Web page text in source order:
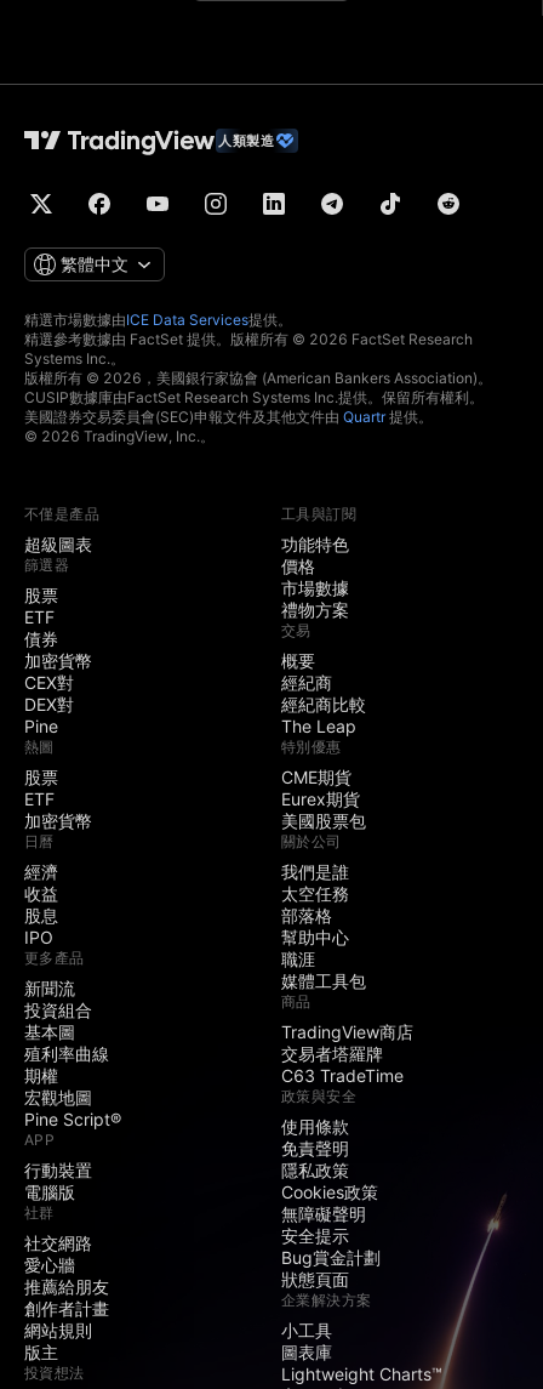
人類製造
繁體中文
精選市場數據由ICE Data Services提供。
精選參考數據由 FactSet 提供。版權所有 © 2026 FactSet Research
Systems Inc.。
版權所有 © 2026，美國銀行家協會 (American Bankers Association)。
CUSIP數據庫由FactSet Research Systems Inc.提供。保留所有權利。
美國證券交易委員會(SEC)申報文件及其他文件由 Quartr提供。
© 2026 TradingView, Inc.。
不僅是產品
超級圖表
篩選器
股票
ETF
債券
加密貨幣
CEX對
DEX對
Pine
熱圖
股票
ETF
加密貨幣
日曆
經濟
收益
股息
IPO
更多產品
新聞流
投資組合
基本圖
殖利率曲線
期權
宏觀地圖
Pine Script®
APP
行動裝置
電腦版
社群
社交網路
愛心牆
推薦給朋友
創作者計畫
網站規則
版主
投資想法
工具與訂閱
功能特色
價格
市場數據
禮物方案
交易
概要
經紀商
經紀商比較
The Leap
特別優惠
CME期貨
Eurex期貨
美國股票包
關於公司
我們是誰
太空任務
部落格
幫助中心
職涯
媒體工具包
商品
TradingView商店
交易者塔羅牌
C63 TradeTime
政策與安全
使用條款
免責聲明
隱私政策
Cookies政策
無障礙聲明
安全提示
Bug賞金計劃
狀態頁面
企業解決方案
小工具
圖表庫
Lightweight Charts™